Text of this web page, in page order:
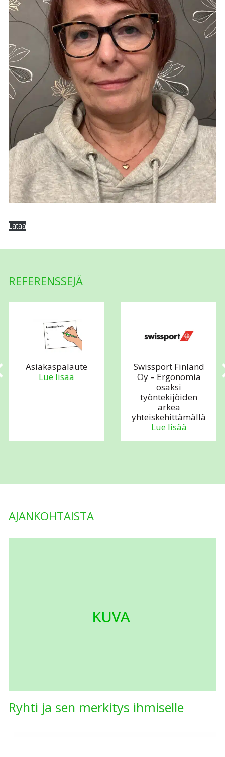
Lataa
REFERENSSEJÄ
Asiakaspalaute
Lue lisää
Swissport Finland
Oy – Ergonomia
osaksi
työntekijöiden
arkea
yhteiskehittämällä
Lue lisää
AJANKOHTAISTA
Ryhti ja sen merkitys ihmiselle